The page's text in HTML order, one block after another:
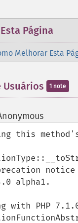
Página
Melhorar Esta
Usuários 1 note
¶
this
alpha1.
with PHP